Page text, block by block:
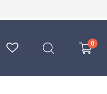
0